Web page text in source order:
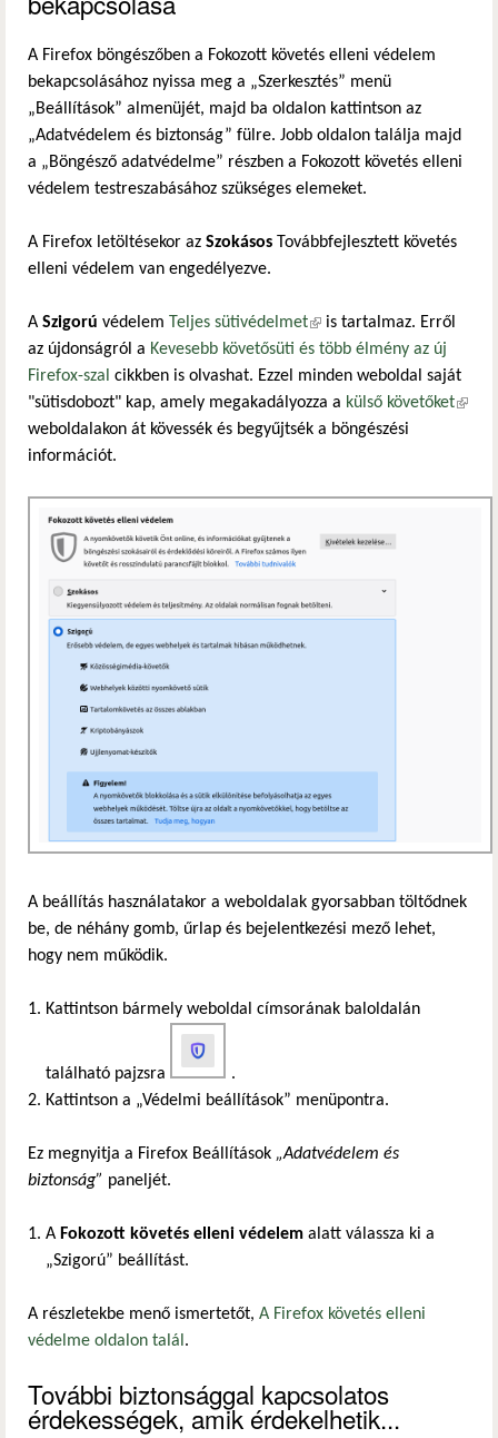
A Firefox böngészőben a Fokozott követés elleni védelem
bekapcsolásához nyissa meg a „Szerkesztés” menü
„Beállítások” almenüjét, majd ba oldalon kattintson az
„Adatvédelem és biztonság” fülre. Jobb oldalon találja majd
a „Böngésző adatvédelme” részben a Fokozott követés elleni
védelem testreszabásához szükséges elemeket.
A Firefox letöltésekor az Szokásos Továbbfejlesztett követés
elleni védelem van engedélyezve.
A Szigorú védelem Teljes sütivédelmet(külső hivatkozás)
is tartalmaz. Erről
az újdonságról a Kevesebb követősüti és több élmény az új
Firefox-szal cikkben is olvashat. Ezzel minden weboldal saját
"sütisdobozt" kap, amely megakadályozza a külső követőket(külső
weboldalakon át kövessék és begyűjtsék a böngészési
információt.
A beállítás használatakor a weboldalak gyorsabban töltődnek
be, de néhány gomb, űrlap és bejelentkezési mező lehet,
hogy nem működik.
Kattintson bármely weboldal címsorának baloldalán
található pajzsra
.
Kattintson a „Védelmi beállítások” menüpontra.
Ez megnyitja a Firefox Beállítások „Adatvédelem és
biztonság” paneljét.
A Fokozott követés elleni védelem alatt válassza ki a
„Szigorú” beállítást.
A részletekbe menő ismertetőt, A Firefox követés elleni
védelme oldalon talál .
További biztonsággal kapcsolatos
érdekességek, amik érdekelhetik...